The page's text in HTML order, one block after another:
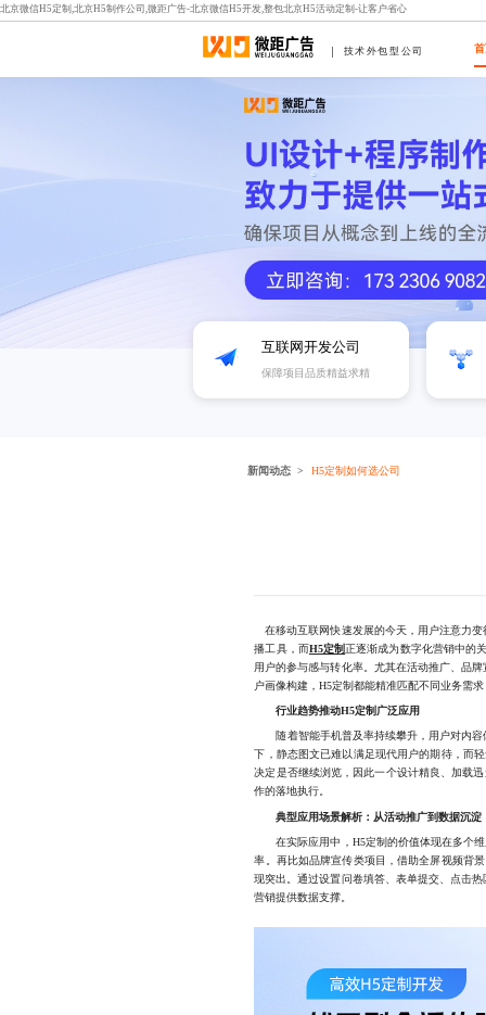
北京微信H5定制,北京H5制作公司,微距广告-北京微信H5开发,整包北京H5活动定制-让客户省心
技术外包型公司
互联网开发公司
保障项目品质精益求精
新闻动态 H5定制如何选公司
在移动互联网快速发展的今天，用户注意力变
播工具，而H5定制正逐渐成为数字化营销中的
用户的参与感与转化率。尤其在活动推广、品
户画像构建，H5定制都能精准匹配不同业务需
行业趋势推动H5定制广泛应用
随着智能手机普及率持续攀升，用户对内容
下，静态图文已难以满足现代用户的期待，而
决定是否继续浏览，因此一个设计精良、加载
作的落地执行。
典型应用场景解析：从活动推广到数据沉淀
在实际应用中，H5定制的价值体现在多个维
率。再比如品牌宣传类项目，借助全屏视频背
现突出。通过设置问卷填答、表单提交、点击
营销提供数据支撑。